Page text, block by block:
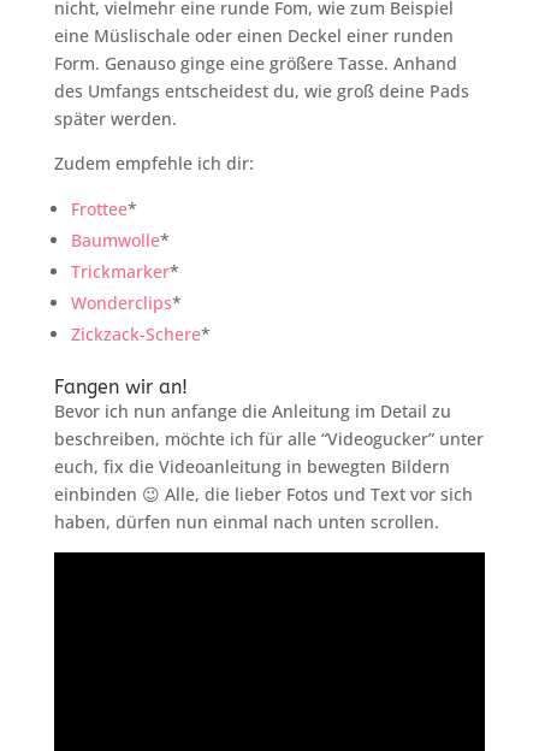
nicht, vielmehr eine runde Fom, wie zum Beispiel
eine Müslischale oder einen Deckel einer runden
Form. Genauso ginge eine größere Tasse. Anhand
des Umfangs entscheidest du, wie groß deine Pads
später werden.
Zudem empfehle ich dir:
Frottee*
Baumwolle*
Trickmarker*
Wonderclips*
Zickzack-Schere*
Fangen wir an!
Bevor ich nun anfange die Anleitung im Detail zu
beschreiben, möchte ich für alle “Videogucker” unter
euch, fix die Videoanleitung in bewegten Bildern
einbinden 😉 Alle, die lieber Fotos und Text vor sich
haben, dürfen nun einmal nach unten scrollen.